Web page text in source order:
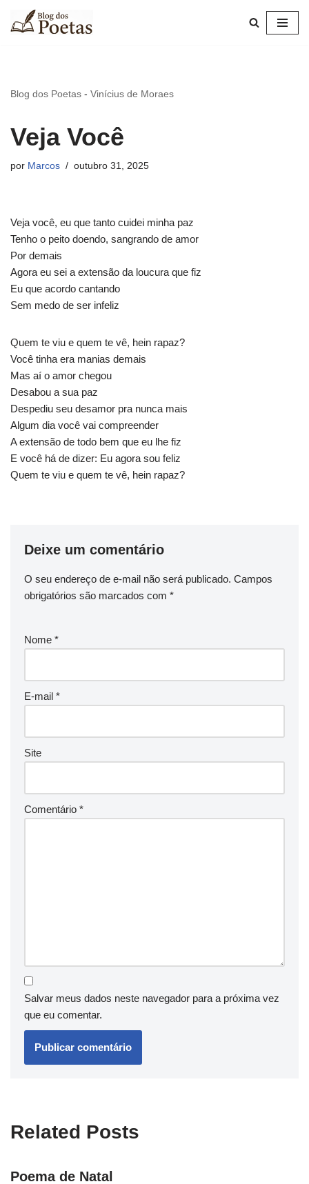
Pular
Blog dos Poetas - Vinícius de Moraes
Veja Você
por Marcos outubro 31, 2025
Veja você, eu que tanto cuidei minha paz
Tenho o peito doendo, sangrando de amor
Por demais
Agora eu sei a extensão da loucura que fiz
Eu que acordo cantando
Sem medo de ser infeliz
Quem te viu e quem te vê, hein rapaz?
Você tinha era manias demais
Mas aí o amor chegou
Desabou a sua paz
Despediu seu desamor pra nunca mais
Algum dia você vai compreender
A extensão de todo bem que eu lhe fiz
E você há de dizer: Eu agora sou feliz
Quem te viu e quem te vê, hein rapaz?
Deixe um comentário
O seu endereço de e-mail não será publicado. Campos
obrigatórios são marcados com *
Nome *
E-mail *
Site
Comentário *
Salvar meus dados neste navegador para a próxima vez
que eu comentar.
Related Posts
Poema de Natal